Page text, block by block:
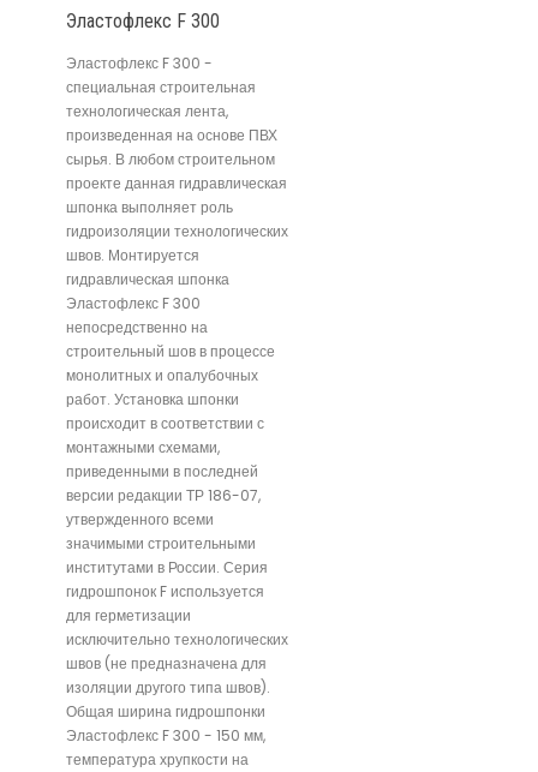
Эластофлекс F 300
Эластофлекс F 300 -
специальная строительная
технологическая лента,
произведенная на основе ПВХ
сырья. В любом строительном
проекте данная гидравлическая
шпонка выполняет роль
гидроизоляции технологических
швов. Монтируется
гидравлическая шпонка
Эластофлекс F 300
непосредственно на
строительный шов в процессе
монолитных и опалубочных
работ. Установка шпонки
происходит в соответствии с
монтажными схемами,
приведенными в последней
версии редакции ТР 186-07,
утвержденного всеми
значимыми строительными
институтами в России. Серия
гидрошпонок F используется
для герметизации
исключительно технологических
швов (не предназначена для
изоляции другого типа швов).
Общая ширина гидрошпонки
Эластофлекс F 300 - 150 мм,
температура хрупкости на